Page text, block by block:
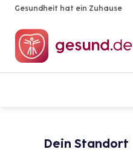
Gesundheit hat ein Zuhause
Dein Standort